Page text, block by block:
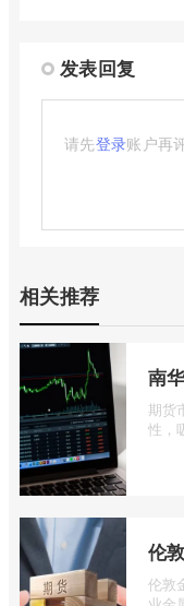
发表回复
请先登录账户再
相关推荐
期货
性，
伦敦